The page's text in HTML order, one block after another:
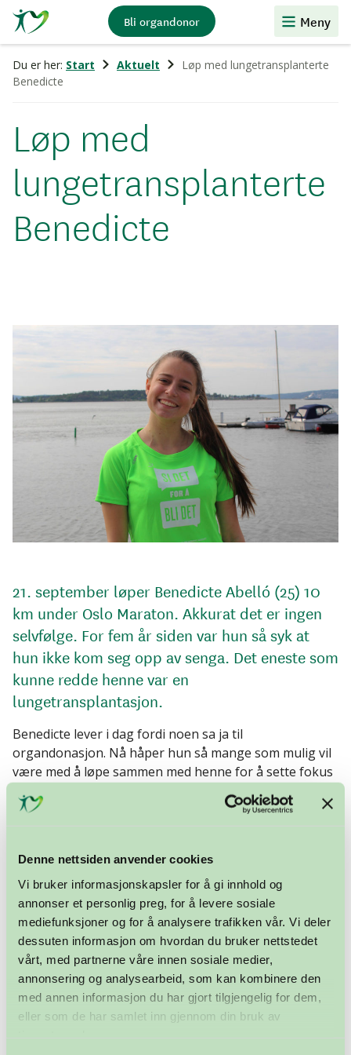
Denne nettsiden anvender cookies
Vi bruker informasjonskapsler for å gi innhold og
annonser et personlig preg, for å levere sosiale
mediefunksjoner og for å analysere trafikken vår. Vi deler
dessuten informasjon om hvordan du bruker nettstedet
vårt, med partnerne våre innen sosiale medier,
annonsering og analysearbeid, som kan kombinere den
med annen informasjon du har gjort tilgjengelig for dem,
eller som de har samlet inn gjennom din bruk av
Stiftelsen
Organdonasjon
Bli organdonor Meny
Du er her: Start Aktuelt
Løp med lungetransplanterte
Benedicte
Løp med
lungetransplanterte
Benedicte
21. september løper Benedicte Abelló (25) 10
km under Oslo Maraton. Akkurat det er ingen
selvfølge. For fem år siden var hun så syk at
hun ikke kom seg opp av senga. Det eneste som
kunne redde henne var en
lungetransplantasjon.
Benedicte lever i dag fordi noen sa ja til
organdonasjon. Nå håper hun så mange som mulig vil
være med å løpe sammen med henne for å sette fokus
på organdonasjon under Oslo Maraton.
Løper for sin ukjente donor
– Under Oslo Maraton løper jeg for alle de som er på
venteliste, alle transplanterte og ikke minst min donor,
som har gitt meg mulighet til å delta. Organdonasjon
betyr å få en ny sjanse. Det har bidratt til at jeg har
kunnet ta en utdanning, trene, være sammen med
venner og kjæreste. I det hele tatt leve, sier Abelló.
Mange grunner til å løpe